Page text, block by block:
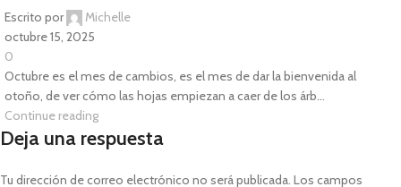
Escrito por
Michelle
octubre 15, 2025
0
Octubre es el mes de cambios, es el mes de dar la bienvenida al
otoño, de ver cómo las hojas empiezan a caer de los árb...
Continue reading
Deja una respuesta
Tu dirección de correo electrónico no será publicada. Los campos